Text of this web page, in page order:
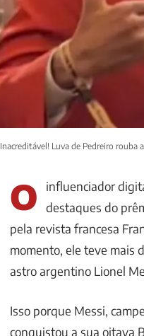
Inacreditável! Luva de Pedreiro rouba
O
influenciador
destaques do
pela revista francesa
momento, ele teve mais
astro argentino Lionel
Isso porque Messi,
conquistou a sua oitava